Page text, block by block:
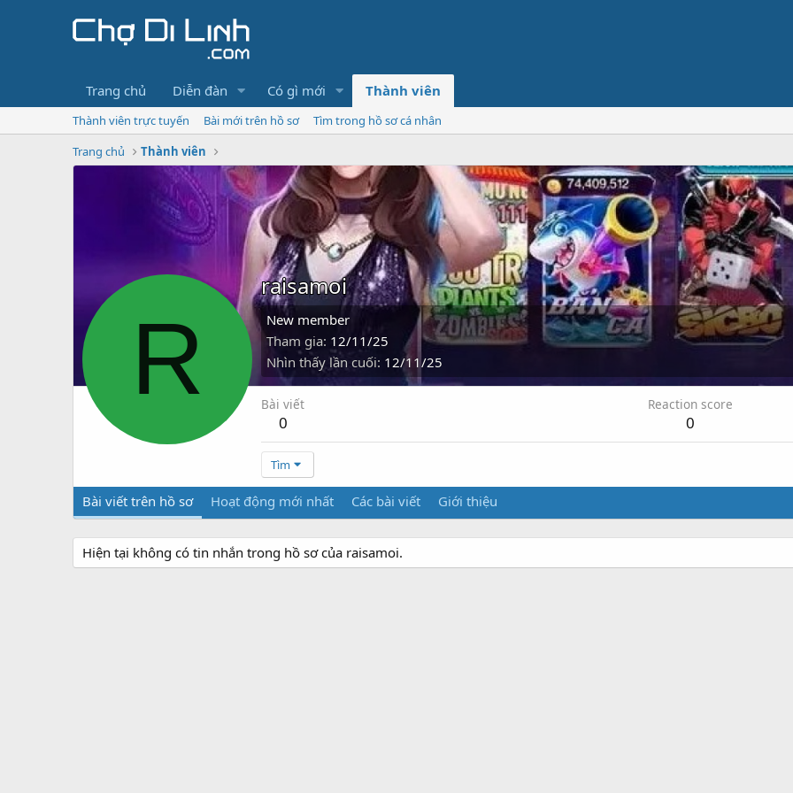
Trang chủ Diễn đàn Có gì mới Thành viên
Thành viên trực tuyến Bài mới trên hồ sơ
Tìm trong hồ sơ cá nhân
Trang chủ
Thành viên
R
raisamoi
New member
Tham gia 12/11/25
Nhìn thấy lần cuối 12/11/25
Bài viết
0
Reaction score
0
Tìm
Bài viết trên hồ sơ Hoạt động mới nhất Các bài viết Giới thiệu
Hiện tại không có tin nhắn trong hồ sơ của raisamoi.